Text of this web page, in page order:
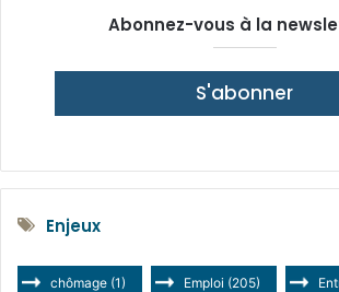
Abonnez-vous à la
S'abonner
Enjeux
chômage (1) Emploi (205)